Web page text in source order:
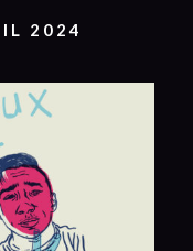
2024